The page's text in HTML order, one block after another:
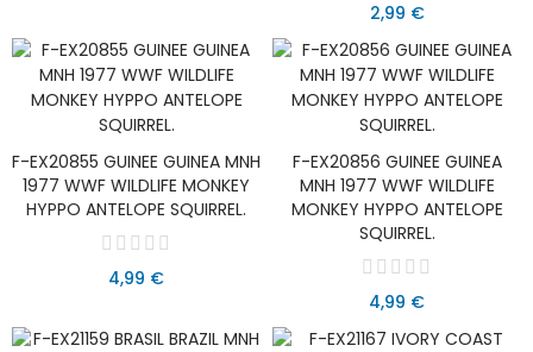
2,99 €
AÑADIR AL CARRITO
F-EX20855 GUINEE GUINEA MNH
1977 WWF WILDLIFE MONKEY
HYPPO ANTELOPE SQUIRREL.
4,99 €
AÑADIR AL CARRITO
F-EX20856 GUINEE GUINEA
MNH 1977 WWF WILDLIFE
MONKEY HYPPO ANTELOPE
SQUIRREL.
4,99 €